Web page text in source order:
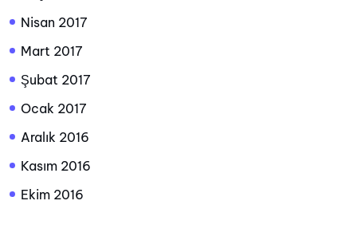
Nisan 2017
Mart 2017
Şubat 2017
Ocak 2017
Aralık 2016
Kasım 2016
Ekim 2016